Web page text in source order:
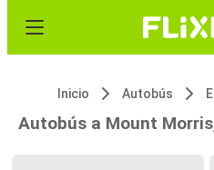
Inicio Autobús
Autobús a Mount